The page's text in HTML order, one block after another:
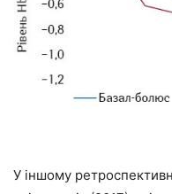
У іншому